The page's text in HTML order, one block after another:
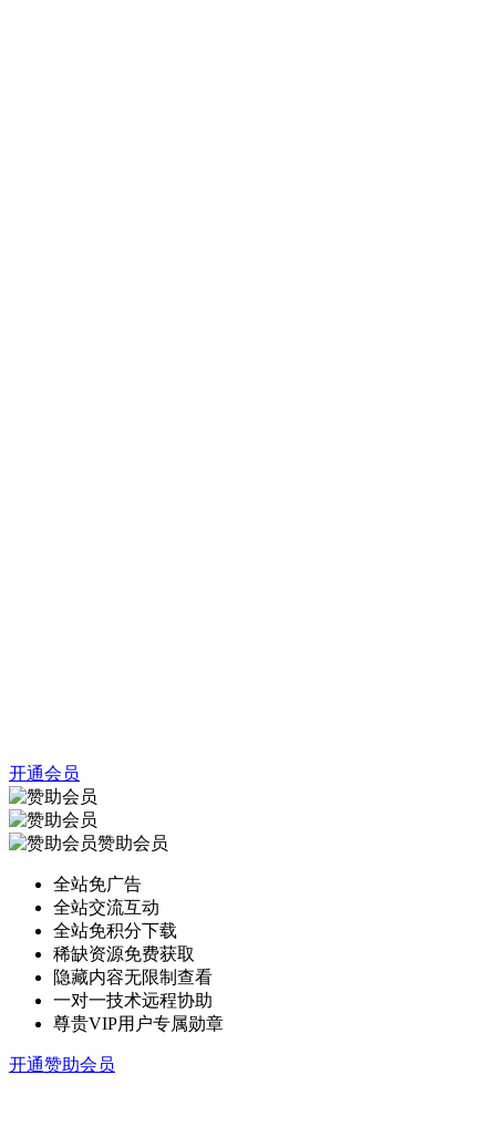
开通会员
赞助会员
全站免广告
全站交流互动
全站免积分下载
稀缺资源免费获取
隐藏内容无限制查看
一对一技术远程协助
尊贵VIP用户专属勋章
开通赞助会员